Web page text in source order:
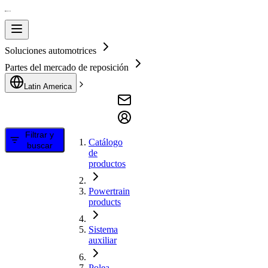
Soluciones automotrices
Partes del mercado de reposición
Latin America
Filtrar y
buscar
Catálogo
de
productos
Powertrain
products
Sistema
auxiliar